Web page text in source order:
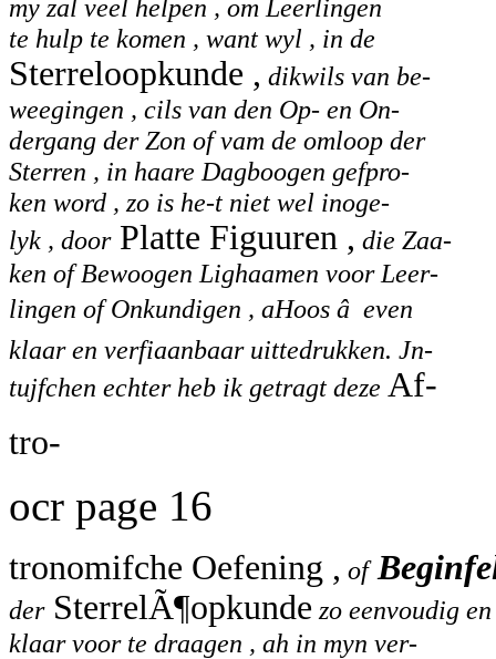
my zal veel helpen , om Leerlingen
te hulp te komen , want wyl , in de
Sterreloopkunde , dikwils van be-
weegingen , cils van den Op- en On-
dergang der Zon of vam de omloop der
Sterren , in haare Dagboogen gefpro-
ken word , zo is he-t niet wel inoge-
lyk , doorPlatte Figuuren , die Zaa-
ken of Bewoogen Lighaamen voor Leer-
lingen of Onkundigen , aHoos â even
klaar en verfiaanbaar uittedrukken. Jn-
tujfchen echter heb ik getragt deze Af-
tro-
ocr page 16
tronomifche Oefening , of
derSterrelÃ¶opkunde zo eenvoudig en
klaar voor te draagen , ah in myn ver-